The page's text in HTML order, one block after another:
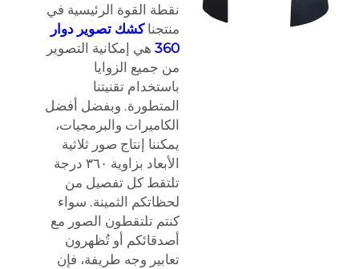
نقطة القوة الرئيسية في
منتجناكشك تصوير دوار
360 هي إمكانية التصوير
من جميع الزوايا
باستخدام تقنيتنا
المتطورة. وبفضل أفضل
الكاميرات والبرمجيات،
يمكننا إنتاج صور ثلاثية
الأبعاد بزاوية ٣٦٠ درجة
تلتقط كل تفصيل من
لحظاتكم الثمينة. سواء
كنتم تلتقطون الصور مع
أصدقائكم أو تُظهرون
تعابير وجه طريفة، فإن